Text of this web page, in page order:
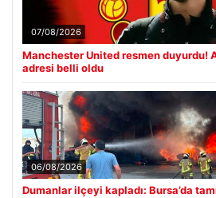
07/08/2026
Manchester United resmen duyurdu!
adresi belli oldu
06/08/2026
Dumanlar ilçeyi kapladı: Bursa’da